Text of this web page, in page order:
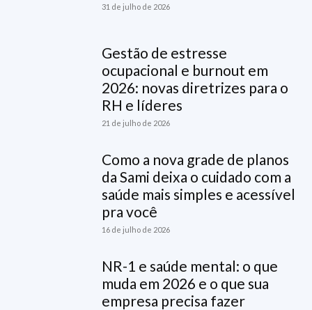
31 de julho de 2026
Gestão de estresse
ocupacional e burnout em
2026: novas diretrizes para o
RH e líderes
21 de julho de 2026
Como a nova grade de planos
da Sami deixa o cuidado com a
saúde mais simples e acessível
pra você
16 de julho de 2026
NR-1 e saúde mental: o que
muda em 2026 e o que sua
empresa precisa fazer